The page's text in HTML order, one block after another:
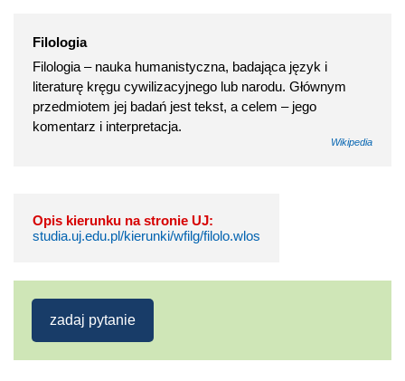
Filologia
Filologia – nauka humanistyczna, badająca język i
literaturę kręgu cywilizacyjnego lub narodu. Głównym
przedmiotem jej badań jest tekst, a celem – jego
komentarz i interpretacja.
Wikipedia
Opis kierunku na stronie UJ:
studia.uj.edu.pl/kierunki/wfilg/filolo.wlos
zadaj pytanie